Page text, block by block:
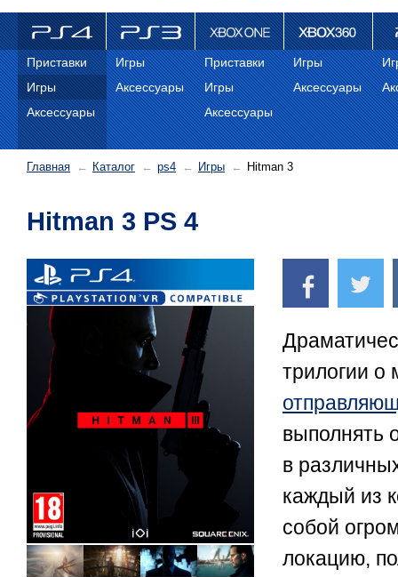
ps4
Приставки
Игры
Аксессуары
PS3
Игры
Аксессуары
Xbox One
Приставки
Игры
Аксессуары
Xbox 360
Игры
Аксессуары
Главная Каталог ps4 Игры Hitman 3
Hitman 3 PS 4
трилогии
выполнять
в
каждый из
собой
локацию,